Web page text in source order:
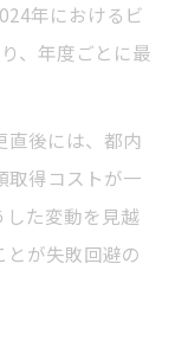
手続き手法
減ポイント
用節約術
年におけるビ
、年度ごとに最
直後には、都内
取得コストが一
した変動を見越
とが失敗回避の